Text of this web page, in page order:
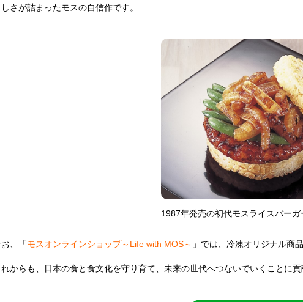
しさが詰まったモスの自信作です。
1987年発売の初代モスライスバーガ
、「モスオンラインショップ～Life with MOS～ 」では、冷凍オリジナル商
れからも、日本の食と食文化を守り育て、未来の世代へつないでいくことに貢